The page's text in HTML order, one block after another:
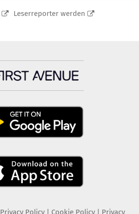
Leserreporter werden
Privacy Policy| Cookie Policy| Privacy